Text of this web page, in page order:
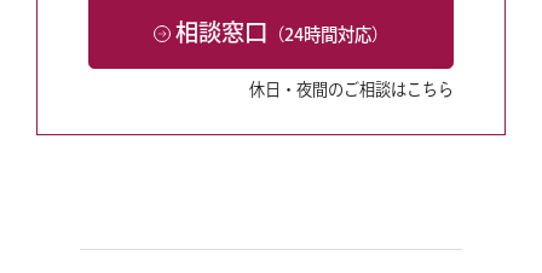
相談窓口 （24時間対応）
休日・夜間のご相談はこちら